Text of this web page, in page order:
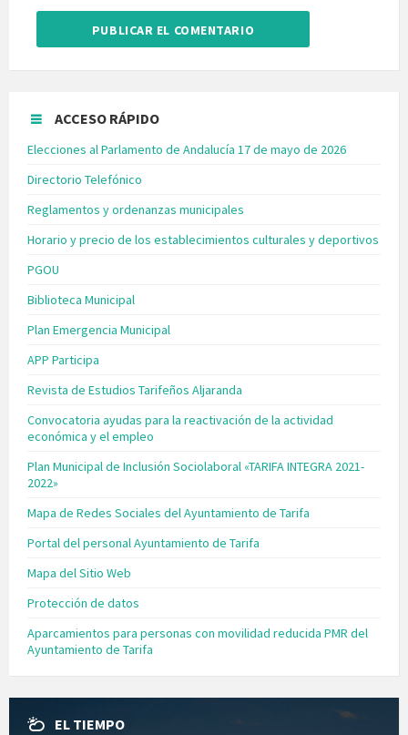
ACCESO RÁPIDO
Elecciones al Parlamento de Andalucía 17 de mayo de 2026
Directorio Telefónico
Reglamentos y ordenanzas municipales
Horario y precio de los establecimientos culturales y deportivos
PGOU
Biblioteca Municipal
Plan Emergencia Municipal
APP Participa
Revista de Estudios Tarifeños Aljaranda
Convocatoria ayudas para la reactivación de la actividad
económica y el empleo
Plan Municipal de Inclusión Sociolaboral «TARIFA INTEGRA 2021-
2022»
Mapa de Redes Sociales del Ayuntamiento de Tarifa
Portal del personal Ayuntamiento de Tarifa
Mapa del Sitio Web
Protección de datos
Aparcamientos para personas con movilidad reducida PMR del
Ayuntamiento de Tarifa
EL TIEMPO